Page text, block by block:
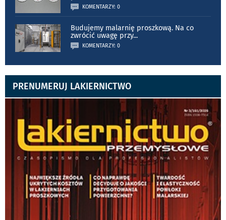
KOMENTARZY: 0
Budujemy malarnię proszkową. Na co
zwrócić uwagę przy...
KOMENTARZY: 0
PRENUMERUJ LAKIERNICTWO